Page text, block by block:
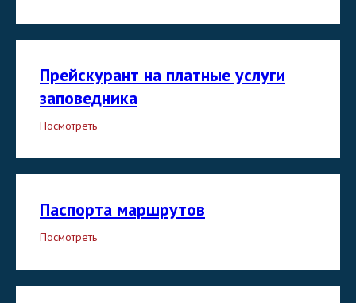
Прейскурант на платные услуги
заповедника
Посмотреть
Паспорта маршрутов
Посмотреть